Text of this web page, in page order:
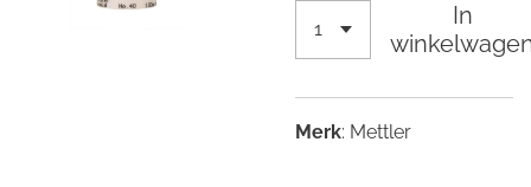
In
Merk: Mettler